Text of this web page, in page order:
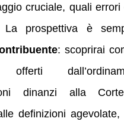
cruciale, quali
La prospettiva è
: scoprirai
offerti
dinanzi alla
definizioni